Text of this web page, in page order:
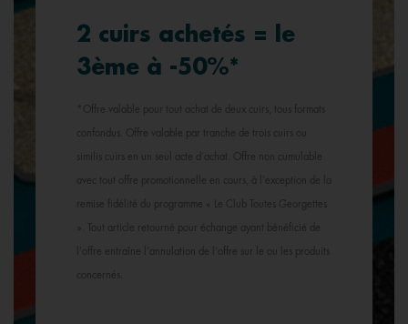
2 cuirs achetés = le
3ème à -50%*
*Offre valable pour tout achat de deux cuirs, tous formats
confondus. Offre valable par tranche de trois cuirs ou
similis cuirs en un seul acte d’achat. Offre non cumulable
avec tout offre promotionnelle en cours, à l’exception de la
remise fidélité du programme « Le Club Toutes Georgettes
». Tout article retourné pour échange ayant bénéficié de
l’offre entraîne l’annulation de l’offre sur le ou les produits
concernés.